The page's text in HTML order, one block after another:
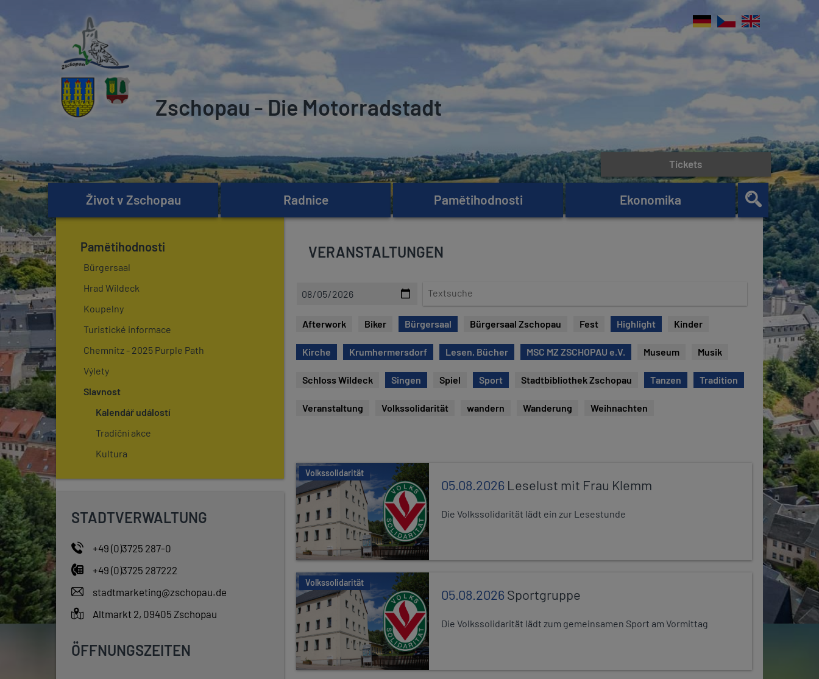
Zschopau - Die Motorradstadt
Život v Zschopau Radnice Pamětihodnosti Ekonomika
Tickets
Pamětihodnosti
Bürgersaal
Hrad Wildeck
Koupelny
Turistické informace
Chemnitz - 2025 Purple Path
Výlety
Slavnost
Kalendář událostí
Tradiční akce
Kultura
STADTVERWALTUNG
+49 (0)3725 287-0
+49 (0)3725 287222
stadtmarketing@zschopau.de
Altmarkt 2, 09405 Zschopau
ÖFFNUNGSZEITEN
VERANSTALTUNGEN
m
x
t
s
u
Afterwork Biker Bürgersaal Bürgersaal Zschopau Fest Highlight Kinder
Kirche Krumhermersdorf Lesen, Bücher MSC MZ ZSCHOPAU e.V. Museum Musik
Schloss Wildeck Singen Spiel Sport Stadtbibliothek Zschopau Tanzen Tradition
Veranstaltung Volkssolidarität wandern Wanderung Weihnachten
Volkssolidarität
05.08.2026 Leselust mit Frau Klemm
Die Volkssolidarität lädt ein zur Lesestunde
Volkssolidarität
05.08.2026Sportgruppe
Die Volkssolidarität lädt zum gemeinsamen Sport am Vormittag